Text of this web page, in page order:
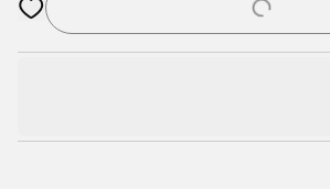
Åbner en Modal til at logge ind eller